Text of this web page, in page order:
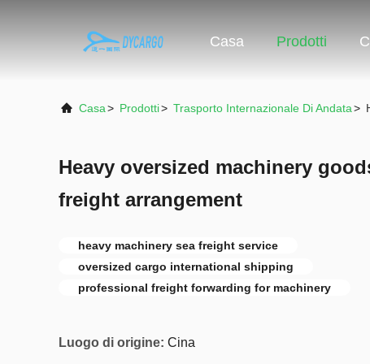
Casa Prodotti
Casa> Prodotti> Trasporto Internazionale Di Andata>
Heavy oversized machinery
freight arrangement
heavy machinery sea freight service
oversized cargo international shipping
professional freight forwarding for machinery
Luogo di origine: Cina